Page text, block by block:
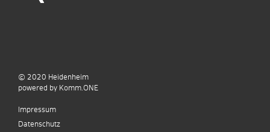
© 2020 Heidenheim
powered by Komm.ONE
Impressum
Datenschutz